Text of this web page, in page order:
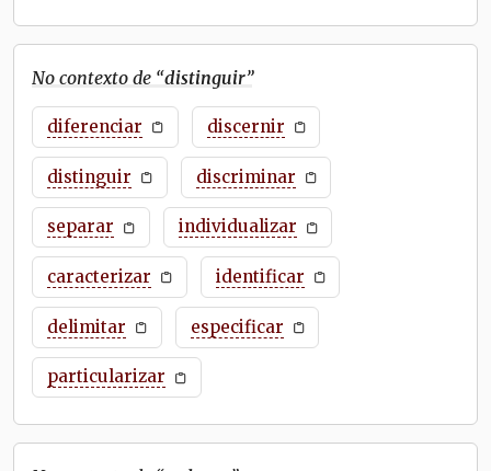
No contexto de “distinguir”
diferenciar discernir
distinguir discriminar
separar individualizar
caracterizar identificar
delimitar especificar
particularizar